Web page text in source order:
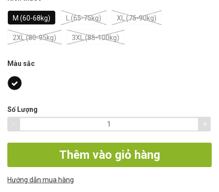
M (60-68kg) L (65-75kg) XL (75-90kg)
2XL (80-95kg) 3XL (85-100kg)
Màu sắc
Số Lượng
-
+
Thêm vào giỏ hàng
Hướng dẫn mua hàng